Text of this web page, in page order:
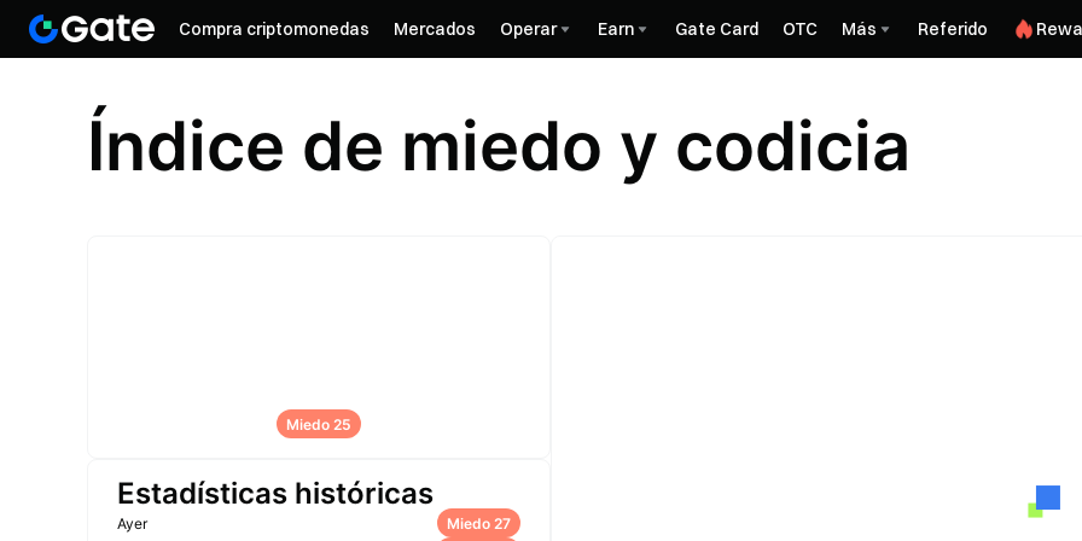
Compra criptomonedas Mercados Operar Earn Gate Card OTC Más Referido
Índice de miedo y codicia
Miedo 25
Estadísticas históricas
Ayer Miedo 27